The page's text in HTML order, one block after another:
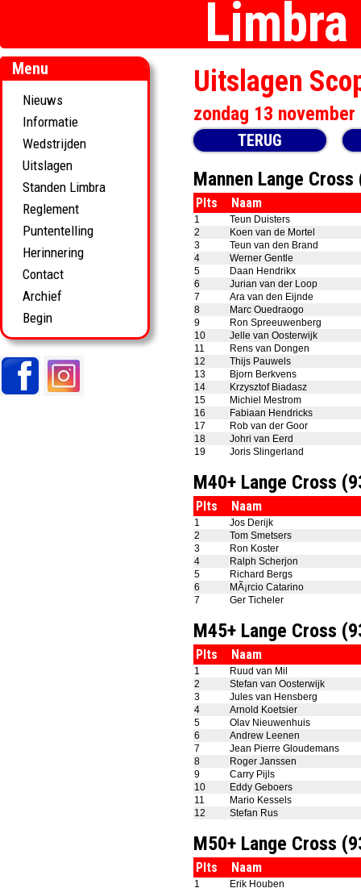
Menu
Nieuws
Informatie
Wedstrijden
Uitslagen
Standen Limbra
Reglement
Puntentelling
Herinnering
Contact
Archief
Begin
Uitslagen
zondag 13 november
TERUG
Mannen Lange
Plts Naam
1
Teun Duisters
2
Koen van de Mortel
3
Teun van den Brand
4
Werner Gentle
5
Daan Hendrikx
6
Jurian van der Loop
7
Ara van den Eijnde
8
Marc Ouedraogo
9
Ron Spreeuwenberg
10
Jelle van Oosterwijk
11
Rens van Dongen
12
Thijs Pauwels
13
Bjorn Berkvens
14
Krzysztof Biadasz
15
Michiel Mestrom
16
Fabiaan Hendricks
17
Rob van der Goor
18
Johri van Eerd
19
Joris Slingerland
M40+ Lange Cross
Plts Naam
1
Jos Derijk
2
Tom Smetsers
3
Ron Koster
4
Ralph Scherjon
5
Richard Bergs
6
MÃ¡rcio Catarino
7
Ger Ticheler
M45+ Lange Cross
Plts Naam
1
Ruud van Mil
2
Stefan van Oosterwijk
3
Jules van Hensberg
4
Arnold Koetsier
5
Olav Nieuwenhuis
6
Andrew Leenen
7
Jean Pierre Gloudemans
8
Roger Janssen
9
Carry Pijls
10
Eddy Geboers
11
Mario Kessels
12
Stefan Rus
M50+ Lange Cross
Plts Naam
1
Erik Houben